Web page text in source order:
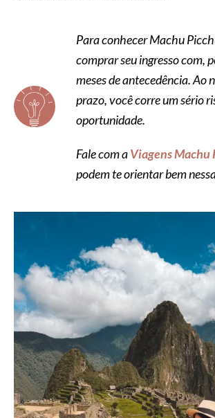
Para conhecer Machu
comprar seu ingresso com,
meses de antecedência. Ao
prazo, você corre um sério
oportunidade.
Fale com aViagens Machu
podem te orientar bem